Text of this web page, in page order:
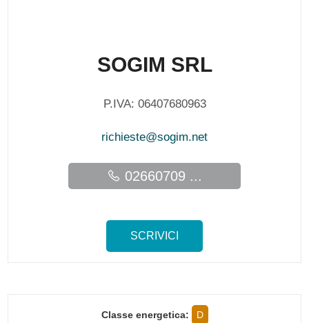
SOGIM SRL
P.IVA: 06407680963
richieste@sogim.net
02660709 ...
SCRIVICI
Classe energetica:
D